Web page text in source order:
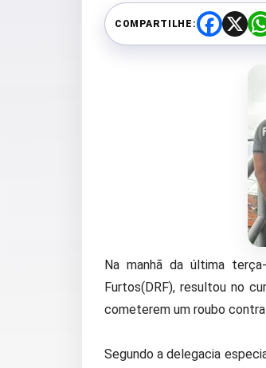
COMPARTILHE:
F
a
X
Na manhã da última
Furtos(DRF), resultou no
cometerem um roubo contra
Segundo a delegacia